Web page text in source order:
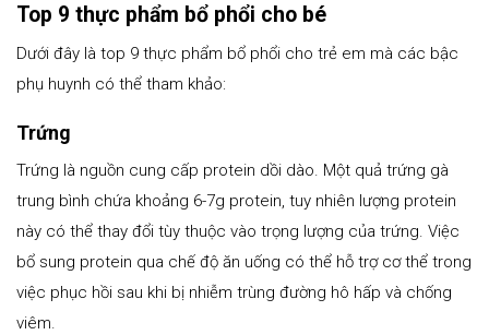
Top 9 thực phẩm bổ phổi cho bé
Dưới đây là top 9 thực phẩm bổ phổi cho trẻ em mà các bậc
phụ huynh có thể tham khảo:
Trứng
Trứng là nguồn cung cấp protein dồi dào. Một quả trứng gà
trung bình chứa khoảng 6-7g protein, tuy nhiên lượng protein
này có thể thay đổi tùy thuộc vào trọng lượng của trứng. Việc
bổ sung protein qua chế độ ăn uống có thể hỗ trợ cơ thể trong
việc phục hồi sau khi bị nhiễm trùng đường hô hấp và chống
viêm.